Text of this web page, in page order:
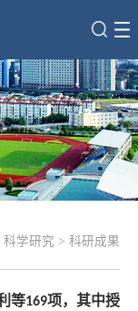
科学研究 > 科研成果
等169项，其中授